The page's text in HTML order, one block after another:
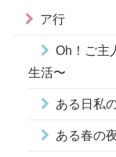
ア行
Oh！ご主
生活〜
ある日私
ある春の